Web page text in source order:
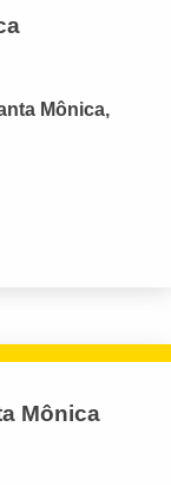
Mônica,
Mônica